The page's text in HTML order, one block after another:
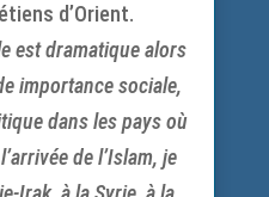
d’Orient.
est dramatique alors
importance sociale,
dans les pays où
de l’Islam, je